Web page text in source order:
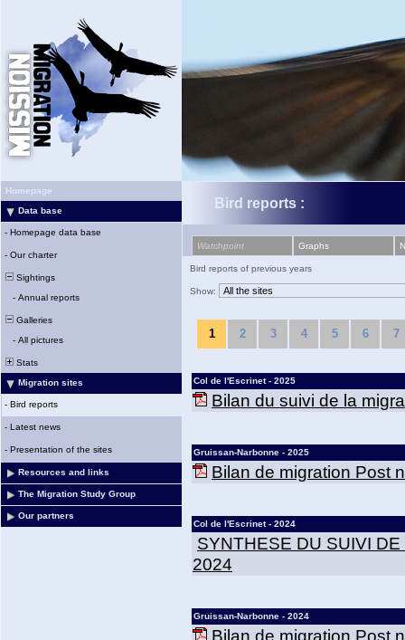
Homepage
Data base
- Homepage data base
- Our charter
Sightings
- Annual reports
Galleries
- All pictures
Stats
Migration sites
- Bird reports
- Latest news
- Presentation of the sites
Resources and links
The Migration Study Group
Our partners
Bird reports :
Watchpoint Graphs
Bird reports of previous years
Show:
1 2 3 4 5 6 7
Col de l'Escrinet - 2025
Bilan du suivi de la
Gruissan-Narbonne - 2025
Bilan de migration Post
Col de l'Escrinet - 2024
SYNTHESE DU SUIVI
2024
Gruissan-Narbonne - 2024
Bilan de migration Post